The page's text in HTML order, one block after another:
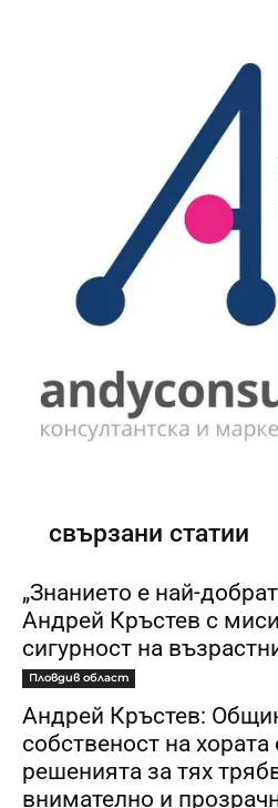
свързани статии
„Знанието е най-
Андрей Кръстев с
сигурност на
Пловдив област
Андрей Кръстев:
собственост на
решенията за тях
внимателно и